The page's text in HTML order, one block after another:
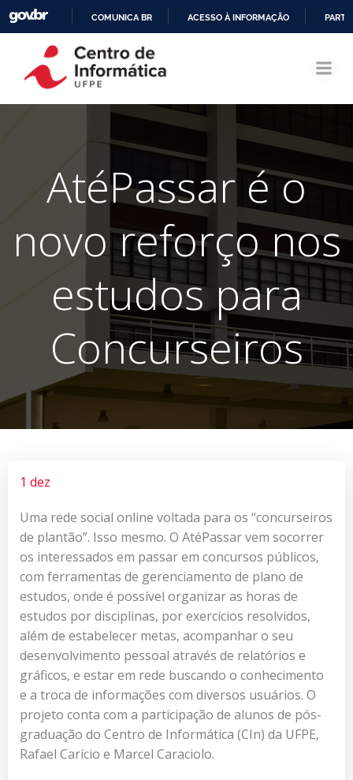
CONTEÚDO
COMUNICA BR ACESSO À INFORMAÇÃO
AtéPassar é o
novo reforço nos
estudos para
Concurseiros
1 dez
Uma rede social online voltada para os “concurseiros
de plantão”. Isso mesmo. O AtéPassar vem socorrer
os interessados em passar em concursos públicos,
com ferramentas de gerenciamento de plano de
estudos, onde é possível organizar as horas de
estudos por disciplinas, por exercícios resolvidos,
além de estabelecer metas, acompanhar o seu
desenvolvimento pessoal através de relatórios e
gráficos, e estar em rede buscando o conhecimento
e a troca de informações com diversos usuários. O
projeto conta com a participação de alunos de pós-
graduação do Centro de Informática (CIn) da UFPE,
Rafael Carício e Marcel Caraciolo.